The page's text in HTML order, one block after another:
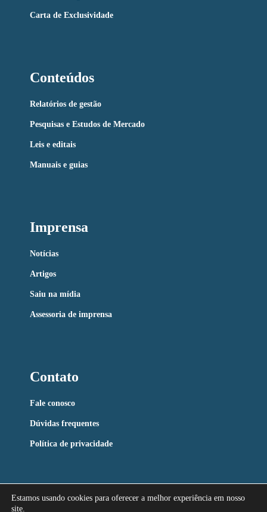
Carta de Exclusividade
Conteúdos
Relatórios de gestão
Pesquisas e Estudos de Mercado
Leis e editais
Manuais e guias
Imprensa
Notícias
Artigos
Saiu na mídia
Assessoria de imprensa
Contato
Fale conosco
Dúvidas frequentes
Política de privacidade
Estamos usando cookies para oferecer a melhor experiência em nosso
site.